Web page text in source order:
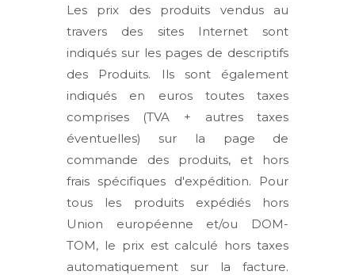
Les prix des produits vendus au
travers des sites Internet sont
indiqués sur les pages de descriptifs
des Produits. Ils sont également
indiqués en euros toutes taxes
comprises (TVA + autres taxes
éventuelles) sur la page de
commande des produits, et hors
frais spécifiques d'expédition. Pour
tous les produits expédiés hors
Union européenne et/ou DOM-
TOM, le prix est calculé hors taxes
automatiquement sur la facture.